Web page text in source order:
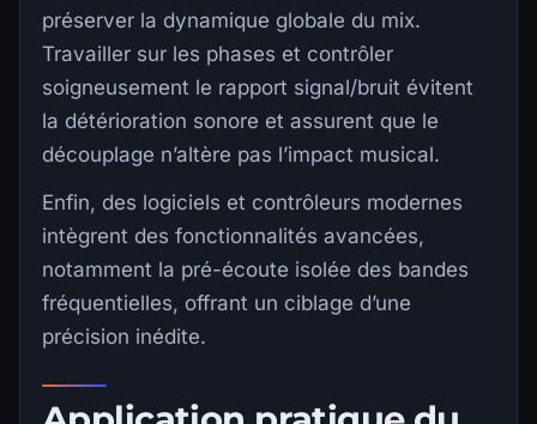
préserver la dynamique globale du mix.
Travailler sur les phases et contrôler
soigneusement le rapport signal/bruit évitent
la détérioration sonore et assurent que le
découplage n’altère pas l’impact musical.
Enfin, des logiciels et contrôleurs modernes
intègrent des fonctionnalités avancées,
notamment la pré-écoute isolée des bandes
fréquentielles, offrant un ciblage d’une
précision inédite.